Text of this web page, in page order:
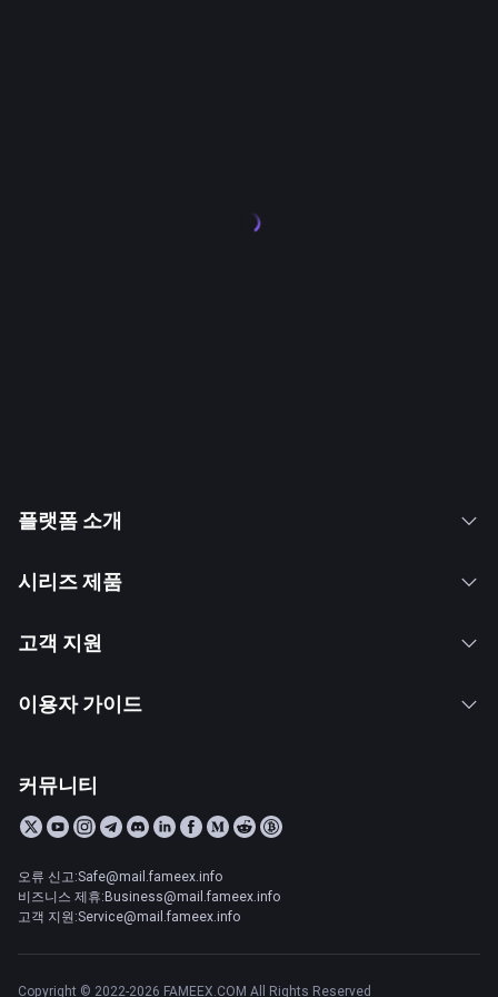
플랫폼 소개
시리즈 제품
고객 지원
이용자 가이드
커뮤니티
오류 신고:Safe@mail.fameex.info
비즈니스 제휴:Business@mail.fameex.info
고객 지원:Service@mail.fameex.info
Copyright © 2022-2026 FAMEEX.COM All Rights Reserved